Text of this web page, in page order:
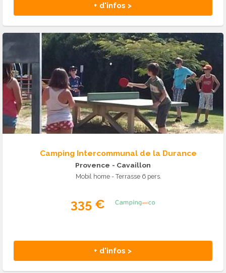
+ d'infos >
Camping Intercommunal de la Durance
Provence - Cavaillon
Mobil home - Terrasse 6 pers.
335 €
+ d'infos >